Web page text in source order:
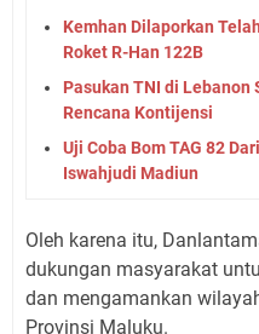
Kemhan Dilaporkan
Roket R-Han 122B
Pasukan TNI di Lebanon
Rencana Kontijensi
Uji Coba Bom TAG 82
Iswahjudi Madiun
Oleh karena itu,
dukungan masyarakat
dan mengamankan
Provinsi Maluku.